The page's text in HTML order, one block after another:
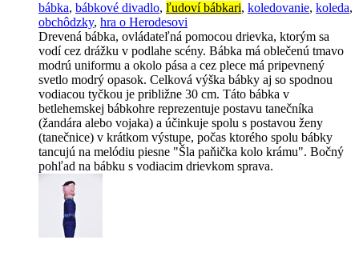
bábka, bábkové divadlo, ľudoví bábkari, koledovanie, koleda,
obchôdzky, hra o Herodesovi
Drevená bábka, ovládateľná pomocou drievka, ktorým sa
vodí cez drážku v podlahe scény. Bábka má oblečenú tmavo
modrú uniformu a okolo pása a cez plece má pripevnený
svetlo modrý opasok. Celková výška bábky aj so spodnou
vodiacou tyčkou je približne 30 cm. Táto bábka v
betlehemskej bábkohre reprezentuje postavu tanečníka
(žandára alebo vojaka) a účinkuje spolu s postavou ženy
(tanečnice) v krátkom výstupe, počas ktorého spolu bábky
tancujú na melódiu piesne "Šla paňička kolo krámu". Bočný
pohľad na bábku s vodiacim drievkom sprava.